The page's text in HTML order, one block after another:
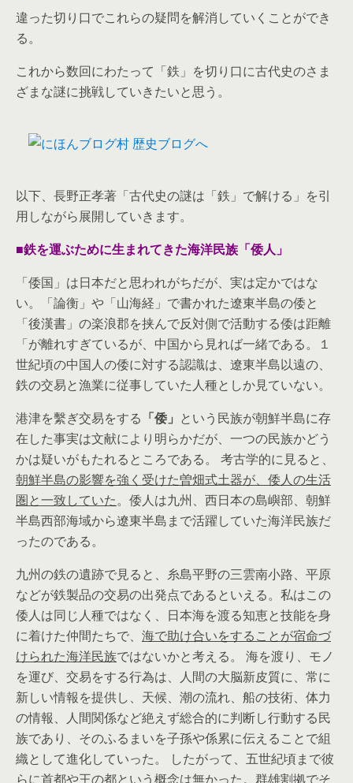
違った切り口でこれらの疑問を解消していくことができ
る。
これから数回にわたって「鉄」を切り口に古代史のさま
ざまな謎に挑戦していきたいと思う。
以下、長野正孝著「古代史の謎は「鉄」で解ける」を引
用しながら展開していきます。
■鉄を運ぶために生まれてきた海洋民族「倭人」
「倭国」は日本だと思われがちだが、実は定かではな
い。「論衡」や「山海経」で書かれた遼東半島の倭と
「後漢書」の楽浪郡を挟んで反対側で活動する倭は距離
「が離れすぎているが、中国から見れば一緒である。１
世紀頃の中国人の倭に対する認識は、遼東半島以遠の、
鉄の交易と漁業に従事していた人種としか見ていない。
港津を繫ぎ交易をする 「倭」 という民族が朝鮮半島に存
在した事実は文献により明らかだが、一つの民族かどう
かは疑いがもたれるところである。 考古学的に見ると、
朝鮮半島の影響を強く受けた曽畑式土器が、倭人の生活
圏と一致していた。倭人は九州、西日本の島嶼部、朝鮮
半島西部海域から遼東半島まで活躍していた海洋民族だ
ったのである。
九州の鉄の遺跡で見ると、糸島平野の三雲南小路、平原
などが鉄製品の交易の出発点であるといえる。私はこの
倭人は同じ人種ではなく、日本海を渡る知恵と技能を身
に着けた仲間たちで、 海で助け合いをすることが宿命づ
けられた海洋民族ではないかと考える。 海を渡り、モノ
を運び、交易をする行為は、人間の大脳新皮質に、常に
新しい情報を提供し、天候、潮の流れ、船の技術、体力
の情報、人間関係など絶えず総合的に判断し行動する民
族であり、そのふるまいを子孫や係累に伝えることで組
織として進化していった。 したがって、五世紀頃まで彼
らに首都や王の都という概念は無かった。群雄割拠でそ